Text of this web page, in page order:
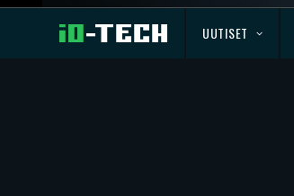
UUTISET